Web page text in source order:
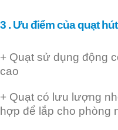
3 . Ưu điểm của quạt
+ Quạt sử dụng động
cao
+ Quạt có lưu lượng
hợp để lắp cho phòng